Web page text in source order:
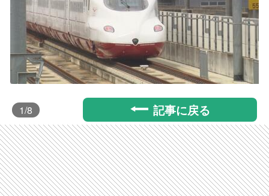
1/8 記事に戻る